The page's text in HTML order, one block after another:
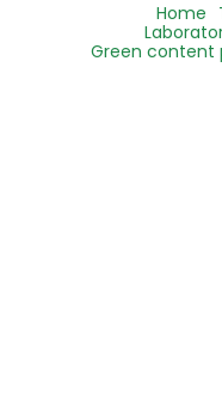
Home
Green content